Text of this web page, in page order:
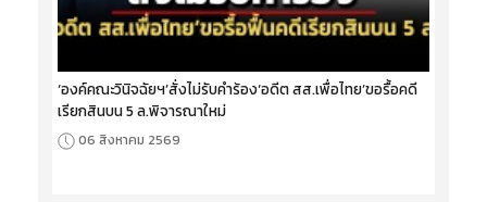
‘องค์คณะวินิจฉัยฯ’สั่งไม่รับคำร้อง‘อดีต สส.เพื่อไทย’ขอรื้อคดี
เรียกสินบน 5 ล.พิจารณาใหม่
06 สิงหาคม 2569